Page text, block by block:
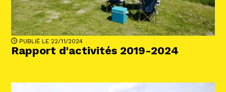
PUBLIÉ LE 22/11/2024
Rapport d'activités 2019-2024